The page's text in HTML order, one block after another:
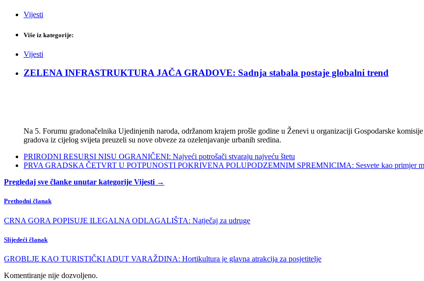
Vijesti
Više iz kategorije:
Vijesti
ZELENA INFRASTRUKTURA JAČA GRADOVE: Sadnja stabala postaje globalni trend
Na 5. Forumu gradonačelnika Ujedinjenih naroda, održanom krajem prošle godine u Ženevi u organizaciji Gospodarske
gradova iz cijelog svijeta preuzeli su nove obveze za ozelenjavanje urbanih sredina.
PRIRODNI RESURSI NISU OGRANIČENI: Najveći potrošači stvaraju najveću štetu
PRVA GRADSKA ČETVRT U POTPUNOSTI POKRIVENA POLUPODZEMNIM SPREMNICIMA: Sesvete kao primjer
Pregledaj sve članke unutar kategorije Vijesti →
Prethodni članak
CRNA GORA POPISUJE ILEGALNA ODLAGALIŠTA: Natječaj za udruge
Slijedeći članak
GROBLJE KAO TURISTIČKI ADUT VARAŽDINA: Hortikultura je glavna atrakcija za posjetitelje
Komentiranje nije dozvoljeno.